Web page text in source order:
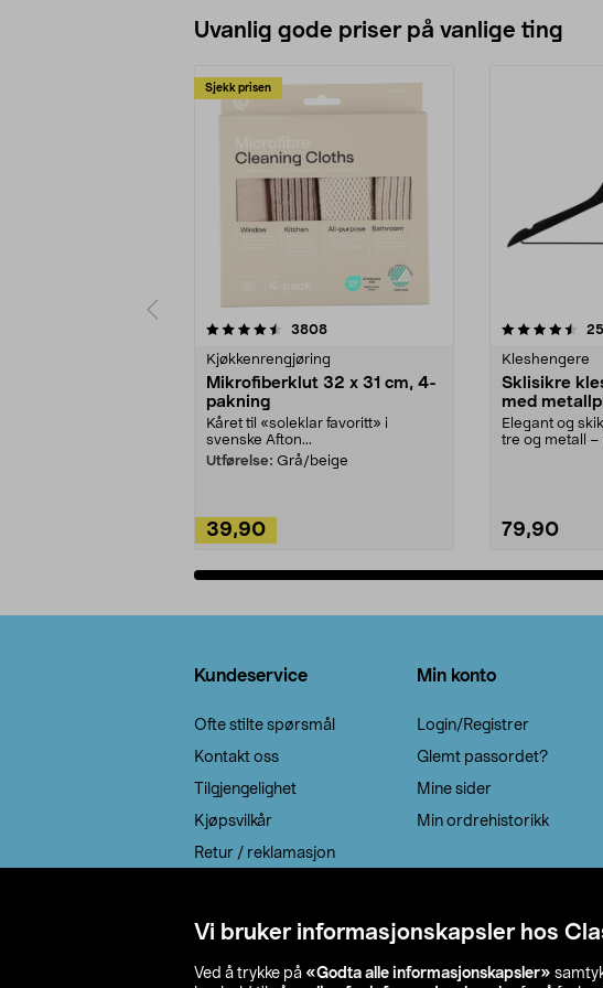
Vi bruker informasjonskapsler hos
Ved å trykke på «Godta alle informasjonskapsler»
Uvanlig gode priser på vanlige ting
Sjekk prisen
3808anmeldelser
Kjøkkenrengjøring
Mikrofiberklut 32 x 31 cm, 4-
pakning
Kåret til «soleklar favoritt» i
svenske Afton...
Utførelse: Grå/beige
39,90
4.5av 5 stjerner
Kleshengere
Sklisikre
med
Elegant og
tre og metall –
79,90
Kundeservice
Ofte stilte spørsmål
Kontakt oss
Tilgjengelighet
Kjøpsvilkår
Retur / reklamasjon
Min konto
Login/Registrer
Glemt passordet?
Mine sider
Min ordrehistorikk